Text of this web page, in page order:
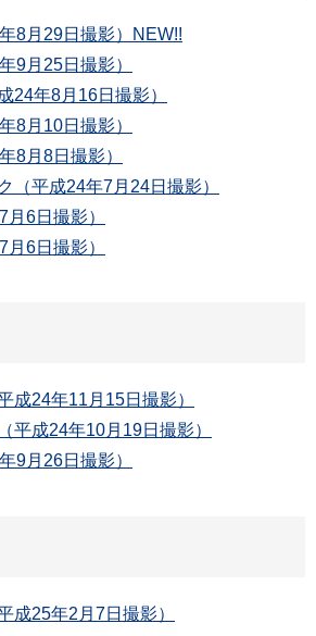
8月29日撮影）NEW!!
9月25日撮影）
24年8月16日撮影）
8月10日撮影）
8月8日撮影）
（平成24年7月24日撮影）
6日撮影）
6日撮影）
成24年11月15日撮影）
平成24年10月19日撮影）
9月26日撮影）
成25年2月7日撮影）